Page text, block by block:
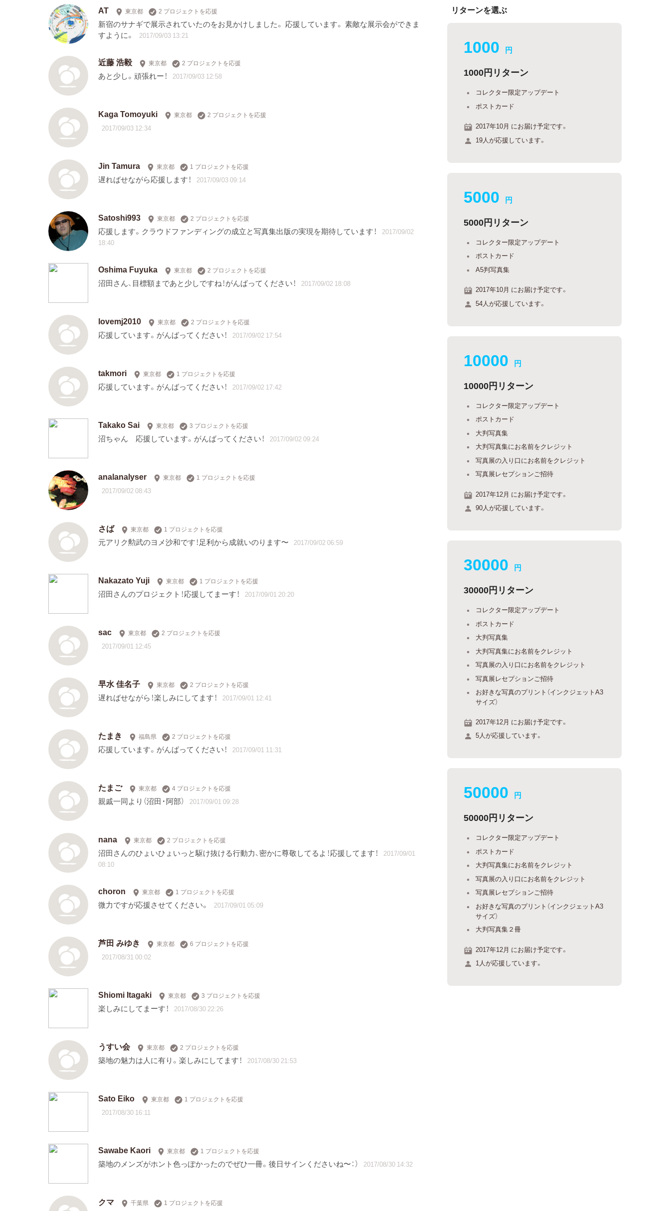
AT 東京都 2 プロジェクトを応援
新宿のサナギで展示されていたのをお見かけしました。 応援しています。 素敵な展示会ができま
すように。
2017/09/03 13:21
近藤 浩毅 東京都 2 プロジェクトを応援
あと少し。頑張れー！ 2017/09/03 12:58
Kaga Tomoyuki 東京都 2 プロジェクトを応援
2017/09/03 12:34
Jin Tamura 東京都 1 プロジェクトを応援
遅ればせながら応援します！ 2017/09/03 09:14
Satoshi993 東京都 2 プロジェクトを応援
応援します。クラウドファンディングの成立と写真集出版の実現を期待しています！
2017/09/02
18:40
Oshima Fuyuka 東京都 2 プロジェクトを応援
沼田さん、目標額まであと少しですね！がんばってください！ 2017/09/02 18:08
lovemj2010 東京都 2 プロジェクトを応援
応援しています。がんばってください！ 2017/09/02 17:54
takmori 東京都 1 プロジェクトを応援
応援しています。がんばってください！ 2017/09/02 17:42
Takako Sai 東京都 3 プロジェクトを応援
沼ちゃん 応援しています。がんばってください！ 2017/09/02 09:24
analanalyser 東京都 1 プロジェクトを応援
2017/09/02 08:43
さば 東京都 1 プロジェクトを応援
元アリク勲武のヨメ沙和です！足利から成就いのります〜 2017/09/02 06:59
Nakazato Yuji 東京都 1 プロジェクトを応援
沼田さんのプロジェクト！応援してまーす！ 2017/09/01 20:20
sac 東京都 2 プロジェクトを応援
2017/09/01 12:45
早水 佳名子 東京都 2 プロジェクトを応援
遅ればせながら！楽しみにしてます！ 2017/09/01 12:41
たまき 福島県 2 プロジェクトを応援
応援しています。がんばってください！ 2017/09/01 11:31
たまご 東京都 4 プロジェクトを応援
親戚一同より（沼田・阿部） 2017/09/01 09:28
nana 東京都 2 プロジェクトを応援
沼田さんのひょいひょいっと駆け抜ける行動力、密かに尊敬してるよ！応援してます！
2017/09/01
08:10
choron 東京都 1 プロジェクトを応援
微力ですが応援させてください。 2017/09/01 05:09
芦田 みゆき 東京都 6 プロジェクトを応援
2017/08/31 00:02
Shiomi Itagaki 東京都 3 プロジェクトを応援
楽しみにしてまーす！ 2017/08/30 22:26
うすい会 東京都 2 プロジェクトを応援
築地の魅力は人に有り。楽しみにしてます！ 2017/08/30 21:53
Sato Eiko 東京都 1 プロジェクトを応援
2017/08/30 16:11
Sawabe Kaori 東京都 1 プロジェクトを応援
築地のメンズがホント色っぽかったのでぜひ一冊。後日サインくださいね〜：） 2017/08/30 14:32
クマ 千葉県 1 プロジェクトを応援
リターンを選ぶ
1000 円
1000円リターン
コレクター限定アップデート
ポストカード
2017年10月 にお届け予定です。
19人が応援しています。
5000 円
5000円リターン
コレクター限定アップデート
ポストカード
A5判写真集
2017年10月 にお届け予定です。
54人が応援しています。
10000 円
10000円リターン
コレクター限定アップデート
ポストカード
大判写真集
大判写真集にお名前をクレジット
写真展の入り口にお名前をクレジット
写真展レセプションご招待
2017年12月 にお届け予定です。
90人が応援しています。
30000 円
30000円リターン
コレクター限定アップデート
ポストカード
大判写真集
大判写真集にお名前をクレジット
写真展の入り口にお名前をクレジット
写真展レセプションご招待
お好きな写真のプリント（インクジェットA3
サイズ）
2017年12月 にお届け予定です。
5人が応援しています。
50000 円
50000円リターン
コレクター限定アップデート
ポストカード
大判写真集にお名前をクレジット
写真展の入り口にお名前をクレジット
写真展レセプションご招待
お好きな写真のプリント（インクジェットA3
サイズ）
大判写真集２冊
2017年12月 にお届け予定です。
1人が応援しています。